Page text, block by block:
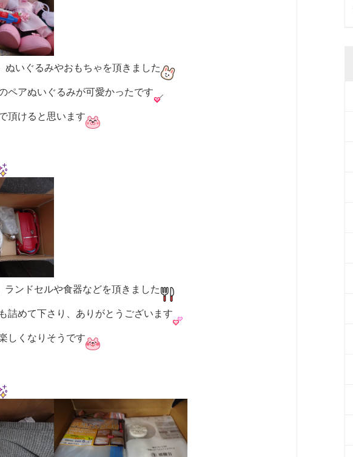
ぬいぐるみやおもちゃを頂きました
ペアぬいぐるみが可愛かったです
頂けると思います
ランドセルや食器などを頂きました
詰めて下さり、ありがとうございます
しくなりそうです